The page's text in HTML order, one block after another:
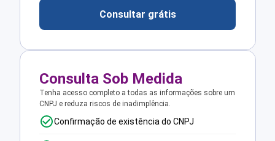
Consultar grátis
Consulta Sob Medida
Tenha acesso completo a todas as informações sobre um
CNPJ e reduza riscos de inadimplência.
Confirmação de existência do CNPJ